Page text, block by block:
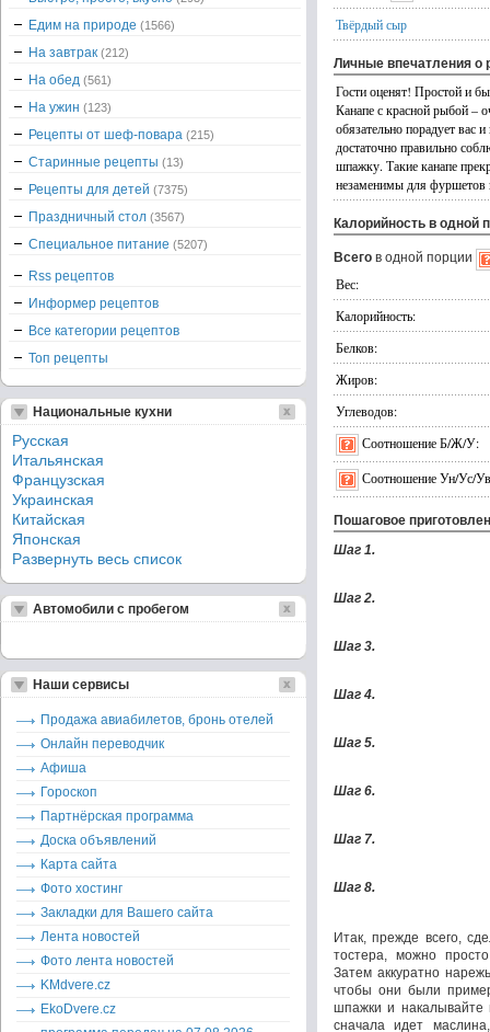
Твёрдый сыр
Личные впечатления о
Гости оценят! Простой и
Канапе с красной рыбой –
обязательно порадует вас
достаточно правильно
шпажку. Такие канапе
незаменимы для фуршетов
Калорийность в одной
Всего в одной порции
Вес:
Калорийность:
Белков:
Жиров:
Углеводов:
Соотношение Б/Ж/У:
Соотношение Ун/Ус/
Пошаговое
Шаг 1.
Шаг 2.
Шаг 3.
Шаг 4.
Шаг 5.
Шаг 6.
Шаг 7.
Шаг 8.
Итак, прежде всего,
тостера, можно
Затем аккуратно
чтобы они были
шпажки и накалывайте
сначала идет
Едим на природе (1566)
На завтрак (212)
На обед (561)
На ужин (123)
Рецепты от шеф-повара (215)
Старинные рецепты (13)
Рецепты для детей (7375)
Праздничный стол (3567)
Специальное питание (5207)
Rss рецептов
Информер рецептов
Все категории рецептов
Топ рецепты
Национальные кухни
Русская
Итальянская
Французская
Украинская
Китайская
Японская
Развернуть весь список
Автомобили с пробегом
Наши сервисы
Продажа авиабилетов, бронь отелей
Онлайн переводчик
Афиша
Гороскоп
Партнёрская программа
Доска объявлений
Карта сайта
Фото хостинг
Закладки для Вашего сайта
Лента новостей
Фото лента новостей
KMdvere.cz
EkoDvere.cz